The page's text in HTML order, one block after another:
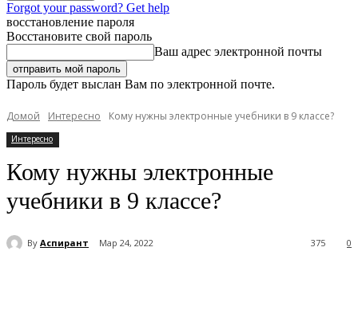
Forgot your password? Get help
восстановление пароля
Восстановите свой пароль
Ваш адрес электронной почты
Пароль будет выслан Вам по электронной почте.
Домой Интересно Кому нужны электронные учебники в 9 классе?
Интересно
Кому нужны электронные
учебники в 9 классе?
By Аспирант Мар 24, 2022 0
375